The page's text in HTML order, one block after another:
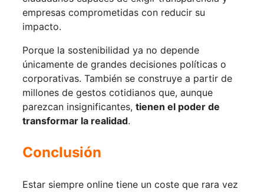
empresas comprometidas con reducir su
impacto.
Porque la sostenibilidad ya no depende
únicamente de grandes decisiones políticas o
corporativas. También se construye a partir de
millones de gestos cotidianos que, aunque
parezcan insignificantes, tienen el poder de
transformar la realidad.
Conclusión
Estar siempre online tiene un coste que rara vez